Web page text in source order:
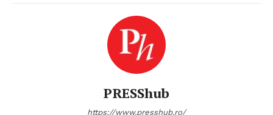
PRESShub
https://www.presshub.ro/